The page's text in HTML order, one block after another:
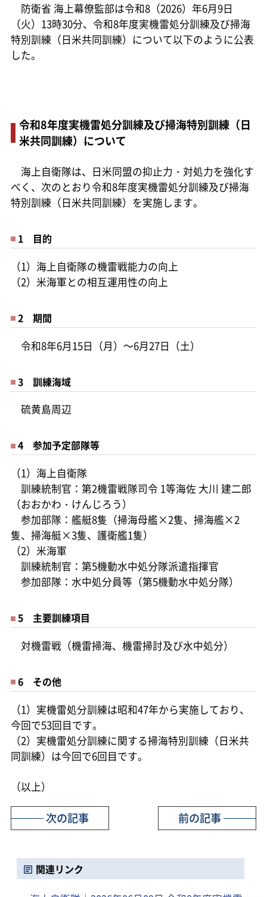
防衛省 海上幕僚監部は令和8（2026）年6月9日
（火）13時30分、令和8年度実機雷処分訓練及び掃海
特別訓練（日米共同訓練）について以下のように公表
した。
令和8年度実機雷処分訓練及び掃海特別訓練（日
米共同訓練）について
海上自衛隊は、日米同盟の抑止力・対処力を強化す
べく、次のとおり令和8年度実機雷処分訓練及び掃海
特別訓練（日米共同訓練）を実施します。
1 目的
（1）海上自衛隊の機雷戦能力の向上
（2）米海軍との相互運用性の向上
2 期間
令和8年6月15日（月）～6月27日（土）
3 訓練海域
硫黄島周辺
4 参加予定部隊等
（1）海上自衛隊
訓練統制官：第2機雷戦隊司令 1等海佐 大川 建二郎
（おおかわ・けんじろう）
参加部隊：艦艇8隻（掃海母艦×2隻、掃海艦×2
隻、掃海艇×3隻、護衛艦1隻）
（2）米海軍
訓練統制官：第5機動水中処分隊派遣指揮官
参加部隊：水中処分員等（第5機動水中処分隊）
5 主要訓練項目
対機雷戦（機雷掃海、機雷掃討及び水中処分）
6 その他
（1）実機雷処分訓練は昭和47年から実施しており、
今回で53回目です。
（2）実機雷処分訓練に関する掃海特別訓練（日米共
同訓練）は今回で6回目です。
（以上）
前の記事
次の記事
関連リンク